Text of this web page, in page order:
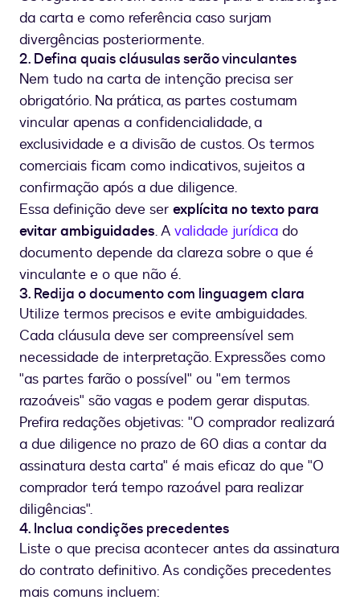
da carta e como referência caso surjam
divergências posteriormente.
2. Defina quais cláusulas serão vinculantes
Nem tudo na carta de intenção precisa ser
obrigatório. Na prática, as partes costumam
vincular apenas a confidencialidade, a
exclusividade e a divisão de custos. Os termos
comerciais ficam como indicativos, sujeitos a
confirmação após a due diligence.
Essa definição deve ser explícita no texto para
evitar ambiguidades. A validade jurídica do
documento depende da clareza sobre o que é
vinculante e o que não é.
3. Redija o documento com linguagem clara
Utilize termos precisos e evite ambiguidades.
Cada cláusula deve ser compreensível sem
necessidade de interpretação. Expressões como
"as partes farão o possível" ou "em termos
razoáveis" são vagas e podem gerar disputas.
Prefira redações objetivas: "O comprador realizará
a due diligence no prazo de 60 dias a contar da
assinatura desta carta" é mais eficaz do que "O
comprador terá tempo razoável para realizar
diligências".
4. Inclua condições precedentes
Liste o que precisa acontecer antes da assinatura
do contrato definitivo. As condições precedentes
mais comuns incluem: